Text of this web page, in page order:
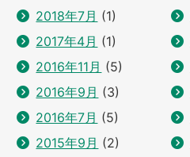
2018年7月 (1)
2017年4月 (1)
2016年11月 (5)
2016年9月 (3)
2016年7月 (5)
2015年9月 (2)